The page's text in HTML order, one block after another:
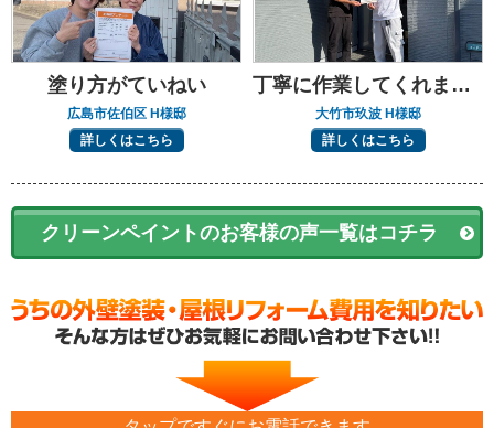
塗り方がていねい
広島市佐伯区 H様邸
詳しくはこちら
丁寧に作業してくれました
大竹市玖波 H様邸
詳しくはこちら
クリーンペイントのお客様の声一覧はコチラ